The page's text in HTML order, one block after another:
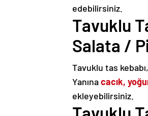
edebilirsiniz.
Tavuklu
Salata /
Tavuklu tas kebabı,
Yanınacacık,
ekleyebilirsiniz.